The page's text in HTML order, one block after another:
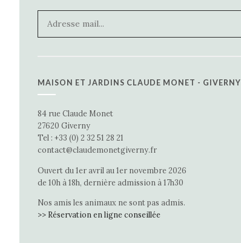
MAISON ET JARDINS CLAUDE MONET - GIVERNY
84 rue Claude Monet
27620 Giverny
Tel : +33 (0) 2 32 51 28 21
contact@claudemonetgiverny.fr
Ouvert du 1er avril au 1er novembre 2026
de 10h à 18h, dernière admission à 17h30
Nos amis les animaux ne sont pas admis.
>> Réservation en ligne conseillée